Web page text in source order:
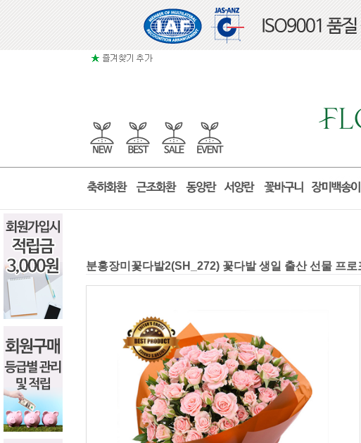
분홍장미꽃다발2(SH_272) 꽃다발 생일 출산 선물 프